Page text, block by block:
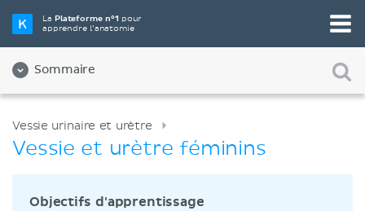
La Plateforme n°1 pour
apprendre l’anatomie
Sommaire
Vessie urinaire et urètre
Vessie et urètre féminins
Objectifs d'apprentissage